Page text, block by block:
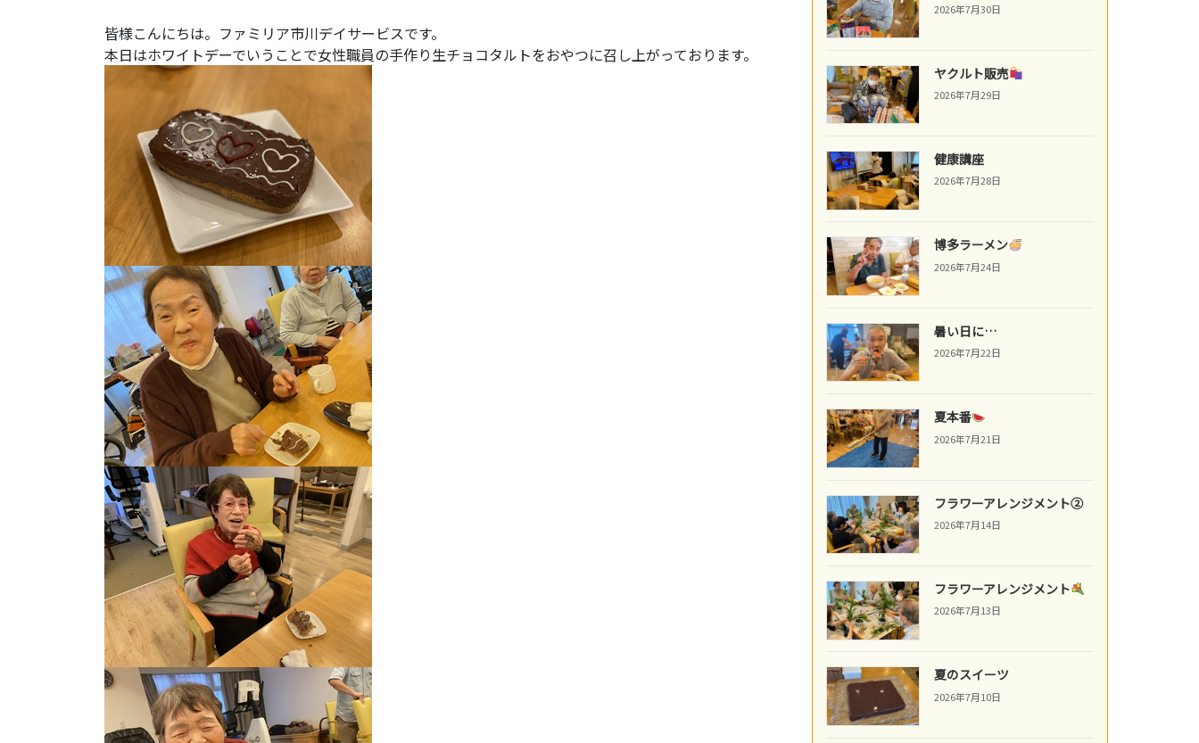
皆様こんにちは。ファミリア市川デイサービスです。
本日はホワイトデーでいうことで女性職員の手作り生チョコタルトをおやつに召し上がっております。
2026年7月30日
ヤクルト販売
2026年7月29日
健康講座
2026年7月28日
博多ラーメン
2026年7月24日
暑い日に…
2026年7月22日
夏本番
2026年7月21日
フラワーアレンジメント②
2026年7月14日
フラワーアレンジメント
2026年7月13日
夏のスイーツ
2026年7月10日